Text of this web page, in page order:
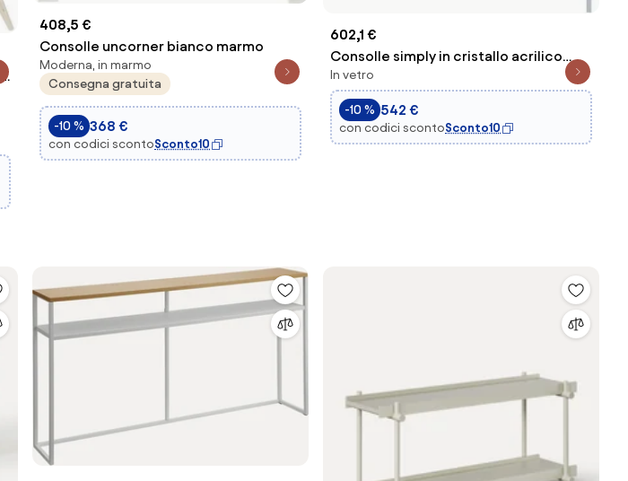
408,5 €
Consolle uncorner bianco marmo
Moderna, in marmo
Consegna gratuita
-10 % 368 €
con codici scontoSconto10
602,1 €
Consolle simply in cristallo acrilico
trasparente
In vetro
-10 % 542 €
con codici scontoSconto10